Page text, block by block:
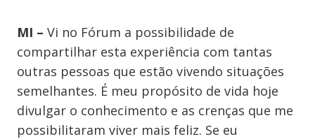
MI – Vi no Fórum a possibilidade de
compartilhar esta experiência com tantas
outras pessoas que estão vivendo situações
semelhantes. É meu propósito de vida hoje
divulgar o conhecimento e as crenças que me
possibilitaram viver mais feliz. Se eu